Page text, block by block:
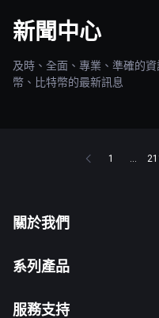
新聞中心
及時、全面、專業、準確的
幣、比特幣的最新訊息
1 ...
關於我們
系列產品
服務支持